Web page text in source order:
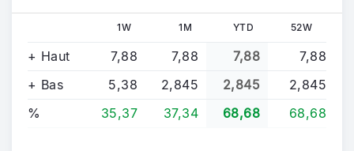
1W 1M YTD 52W
+ Haut 7,88 7,88 7,88
7,88
+ Bas
5,38 2,845 2,845
2,845
%
35,37 37,34 68,68 68,68